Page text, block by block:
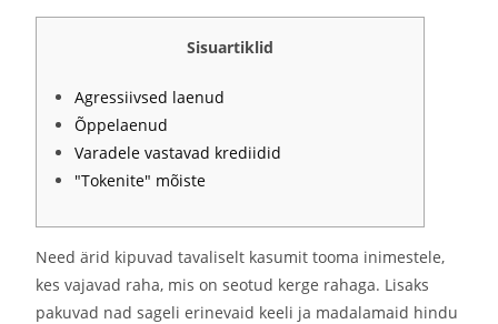
Sisuartiklid
Agressiivsed laenud
Õppelaenud
Varadele vastavad krediidid
"Tokenite" mõiste
Need ärid kipuvad tavaliselt kasumit tooma inimestele,
kes vajavad raha, mis on seotud kerge rahaga. Lisaks
pakuvad nad sageli erinevaid keeli ja madalamaid hindu